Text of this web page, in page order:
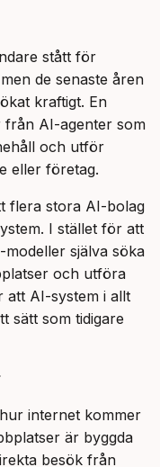
stått för
de senaste åren
kraftigt. En
från AI-agenter som
och utför
eller företag.
flera stora AI-bolag
I stället för att
själva söka
och utföra
att AI-system i allt
sätt som tidigare
internet kommer
är byggda
besök från